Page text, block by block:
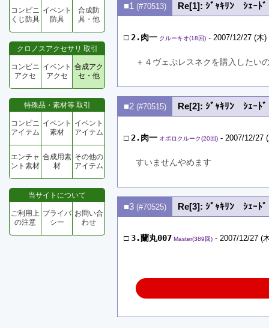
コンビニ
くじ防具
イベント
防具
合成防
具・他
クロノスアクセサリ 取引
コンビニ
アクセ
イベント
アクセ
合成アク
セ・他
特殊品・素材等 取引
コンビニ
アイテム
イベント
素材
イベント
アイテム
エンチャ
ント素材
合成用素
材
その他の
アイテム
当サイトについて
ご利用上
の注意
プライバ
シー
お問い合
わせ
■1 (#70513) Re[1]: ｼﾞｬｷﾘﾝ ｼｪｰﾄ
□ 2.肉一 クルーキオ(18回) - 2007/12/27 (木
＋４ヴェぷレスネクを購入したい
■2 (#70515) Re[2]: ｼﾞｬｷﾘﾝ ｼｪｰﾄ
□ 2.肉一 オボロクルーク(20回) - 2007/12/27
すいませんやめます
■3 (#70525) Re[3]: ｼﾞｬｷﾘﾝ ｼｪｰﾄ
□3.蘭丸007 Master(389回) - 2007/12/27 (